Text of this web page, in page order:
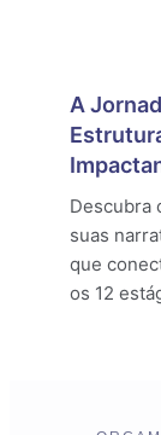
A
Descubra
suas
que
os 12